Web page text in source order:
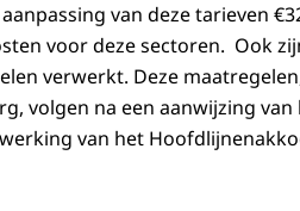
van deze tarieven
voor deze sectoren. Ook
verwerkt. Deze
volgen na een aanwijzing
van het